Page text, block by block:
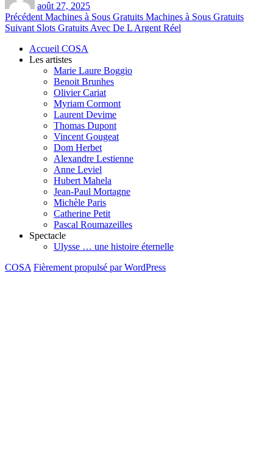
août 27, 2025
Navigation
de
l’article
Précédent Article
précédent :
Machines à Sous Gratuits Machines à Sous Gratuits
Suivant Article
Slots Gratuits Avec De L Argent Réel
Accueil COSA
Les artistes
Marie Laure Boggio
Benoit Brunhes
Olivier Cariat
Myriam Cormont
Laurent Devime
Thomas Dupont
Vincent Gougeat
Dom Herbet
Alexandre Lestienne
Anne Leviel
Hubert Mahela
Jean-Paul Mortagne
Michèle Paris
Catherine Petit
Pascal Roumazeilles
Spectacle
Ulysse … une histoire éternelle
COSA Fièrement propulsé par WordPress